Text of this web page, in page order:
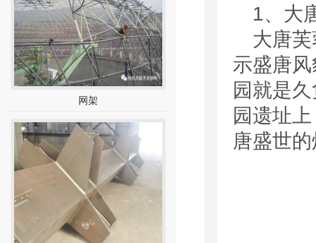
网架
1、大
大唐
示盛唐
园就是
园遗址
唐盛世